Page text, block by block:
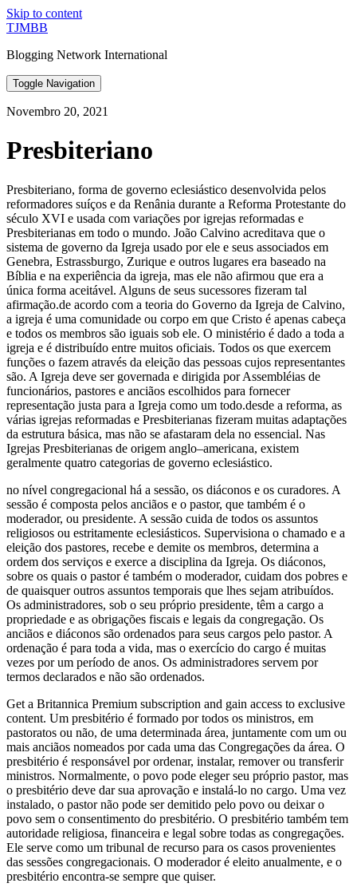
Skip to content
TJMBB
Blogging Network International
Toggle Navigation
Novembro 20, 2021
Presbiteriano
Presbiteriano, forma de governo eclesiástico desenvolvida pelos
reformadores suíços e da Renânia durante a Reforma Protestante do
século XVI e usada com variações por igrejas reformadas e
Presbiterianas em todo o mundo. João Calvino acreditava que o
sistema de governo da Igreja usado por ele e seus associados em
Genebra, Estrassburgo, Zurique e outros lugares era baseado na
Bíblia e na experiência da igreja, mas ele não afirmou que era a
única forma aceitável. Alguns de seus sucessores fizeram tal
afirmação.de acordo com a teoria do Governo da Igreja de Calvino,
a igreja é uma comunidade ou corpo em que Cristo é apenas cabeça
e todos os membros são iguais sob ele. O ministério é dado a toda a
igreja e é distribuído entre muitos oficiais. Todos os que exercem
funções o fazem através da eleição das pessoas cujos representantes
são. A Igreja deve ser governada e dirigida por Assembléias de
funcionários, pastores e anciãos escolhidos para fornecer
representação justa para a Igreja como um todo.desde a reforma, as
várias igrejas reformadas e Presbiterianas fizeram muitas adaptações
da estrutura básica, mas não se afastaram dela no essencial. Nas
Igrejas Presbiterianas de origem anglo–americana, existem
geralmente quatro categorias de governo eclesiástico.
no nível congregacional há a sessão, os diáconos e os curadores. A
sessão é composta pelos anciãos e o pastor, que também é o
moderador, ou presidente. A sessão cuida de todos os assuntos
religiosos ou estritamente eclesiásticos. Supervisiona o chamado e a
eleição dos pastores, recebe e demite os membros, determina a
ordem dos serviços e exerce a disciplina da Igreja. Os diáconos,
sobre os quais o pastor é também o moderador, cuidam dos pobres e
de quaisquer outros assuntos temporais que lhes sejam atribuídos.
Os administradores, sob o seu próprio presidente, têm a cargo a
propriedade e as obrigações fiscais e legais da congregação. Os
anciãos e diáconos são ordenados para seus cargos pelo pastor. A
ordenação é para toda a vida, mas o exercício do cargo é muitas
vezes por um período de anos. Os administradores servem por
termos declarados e não são ordenados.
Get a Britannica Premium subscription and gain access to exclusive
content. Um presbitério é formado por todos os ministros, em
pastoratos ou não, de uma determinada área, juntamente com um ou
mais anciãos nomeados por cada uma das Congregações da área. O
presbitério é responsável por ordenar, instalar, remover ou transferir
ministros. Normalmente, o povo pode eleger seu próprio pastor, mas
o presbitério deve dar sua aprovação e instalá-lo no cargo. Uma vez
instalado, o pastor não pode ser demitido pelo povo ou deixar o
povo sem o consentimento do presbitério. O presbitério também tem
autoridade religiosa, financeira e legal sobre todas as congregações.
Ele serve como um tribunal de recurso para os casos provenientes
das sessões congregacionais. O moderador é eleito anualmente, e o
presbitério encontra-se sempre que quiser.